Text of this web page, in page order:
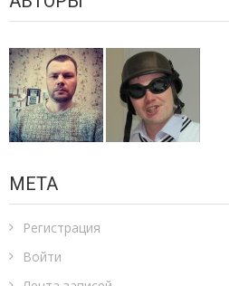
МЕТА
Регистрация
Войти